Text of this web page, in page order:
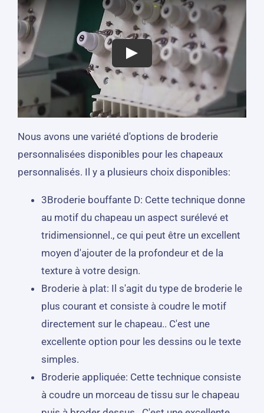
Nous avons une variété d'options de broderie
personnalisées disponibles pour les chapeaux
personnalisés. Il y a plusieurs choix disponibles:
3Broderie bouffante D: Cette technique donne
au motif du chapeau un aspect surélevé et
tridimensionnel., ce qui peut être un excellent
moyen d'ajouter de la profondeur et de la
texture à votre design.
Broderie à plat: Il s'agit du type de broderie le
plus courant et consiste à coudre le motif
directement sur le chapeau.. C'est une
excellente option pour les dessins ou le texte
simples.
Broderie appliquée: Cette technique consiste
à coudre un morceau de tissu sur le chapeau